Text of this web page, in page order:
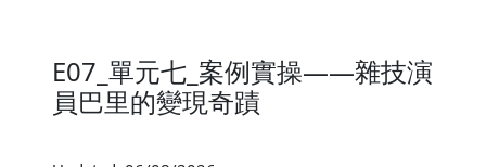
E07_單元七_案例實操——雜技演
員巴里的變現奇蹟